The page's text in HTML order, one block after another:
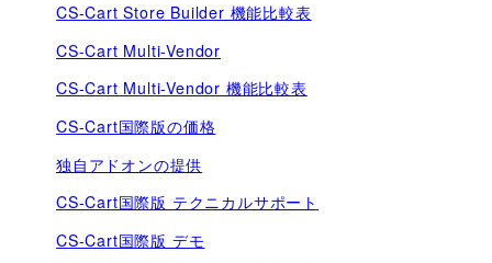
CS-Cart Store Builder 機能比較表
CS-Cart Multi-Vendor
CS-Cart Multi-Vendor 機能比較表
CS-Cart国際版の価格
独自アドオンの提供
CS-Cart国際版 テクニカルサポート
CS-Cart国際版 デモ